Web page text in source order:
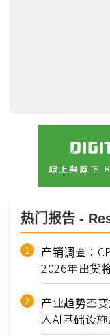
热门报告 -
产销调查：
2026年出货
产业趋势丕
入AI基础设